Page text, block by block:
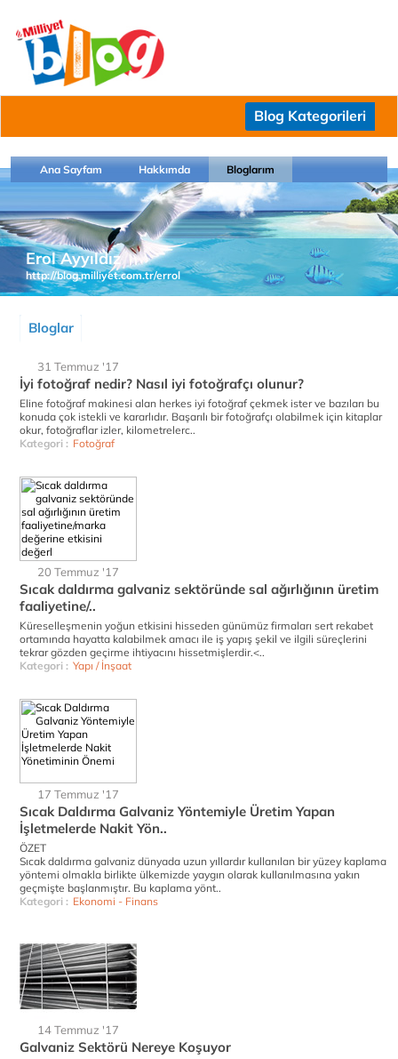
Blog Kategorileri
Ana Sayfam Hakkımda Bloglarım
Erol Ayyıldız
http://blog.milliyet.com.tr/errol
Bloglar
31 Temmuz '17
İyi fotoğraf nedir? Nasıl iyi fotoğrafçı olunur?
Eline fotoğraf makinesi alan herkes iyi fotoğraf çekmek ister ve bazıları bu
konuda çok istekli ve kararlıdır. Başarılı bir fotoğrafçı olabilmek için kitaplar
okur, fotoğraflar izler, kilometrelerc..
Kategori : Fotoğraf
20 Temmuz '17
Sıcak daldırma galvaniz sektöründe sal ağırlığının üretim
faaliyetine/..
Küreselleşmenin yoğun etkisini hisseden günümüz firmaları sert rekabet
ortamında hayatta kalabilmek amacı ile iş yapış şekil ve ilgili süreçlerini
tekrar gözden geçirme ihtiyacını hissetmişlerdir.<..
Kategori : Yapı / İnşaat
17 Temmuz '17
Sıcak Daldırma Galvaniz Yöntemiyle Üretim Yapan
İşletmelerde Nakit Yön..
ÖZET
Sıcak daldırma galvaniz dünyada uzun yıllardır kullanılan bir yüzey kaplama
yöntemi olmakla birlikte ülkemizde yaygın olarak kullanılmasına yakın
geçmişte başlanmıştır. Bu kaplama yönt..
Kategori : Ekonomi - Finans
14 Temmuz '17
Galvaniz Sektörü Nereye Koşuyor